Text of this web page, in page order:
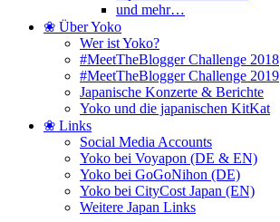
und mehr…
❀ Über Yoko
Wer ist Yoko?
#MeetTheBlogger Challenge 2018
#MeetTheBlogger Challenge 2019
Japanische Konzerte & Berichte
Yoko und die japanischen KitKat
❀ Links
Social Media Accounts
Yoko bei Voyapon (DE & EN)
Yoko bei GoGoNihon (DE)
Yoko bei CityCost Japan (EN)
Weitere Japan Links